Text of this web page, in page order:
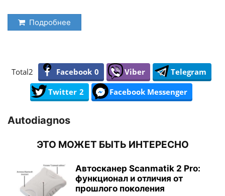
Подробнее
Total2 Facebook 0 Viber
Telegram
Twitter 2 Facebook Messenger
Autodiagnos
ЭТО МОЖЕТ БЫТЬ ИНТЕРЕСНО
Автосканер Scanmatik 2 Pro:
функционал и отличия от
прошлого поколения